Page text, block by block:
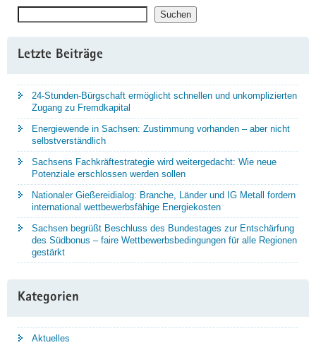
Suchen
Letzte Beiträge
24-Stunden-Bürgschaft ermöglicht schnellen und unkomplizierten
Zugang zu Fremdkapital
Energiewende in Sachsen: Zustimmung vorhanden – aber nicht
selbstverständlich
Sachsens Fachkräftestrategie wird weitergedacht: Wie neue
Potenziale erschlossen werden sollen
Nationaler Gießereidialog: Branche, Länder und IG Metall fordern
international wettbewerbsfähige Energiekosten
Sachsen begrüßt Beschluss des Bundestages zur Entschärfung
des Südbonus – faire Wettbewerbsbedingungen für alle Regionen
gestärkt
Kategorien
Aktuelles